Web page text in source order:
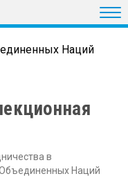
в
Наций